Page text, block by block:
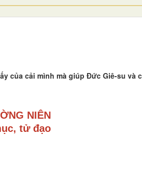
của cải mình mà giúp Đức Giê-su và
NIÊN
tử đạo